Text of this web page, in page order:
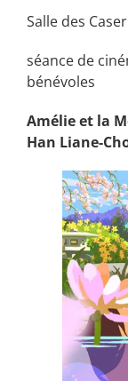
Salle des
séance de
bénévoles
Amélie et la
Han Liane-